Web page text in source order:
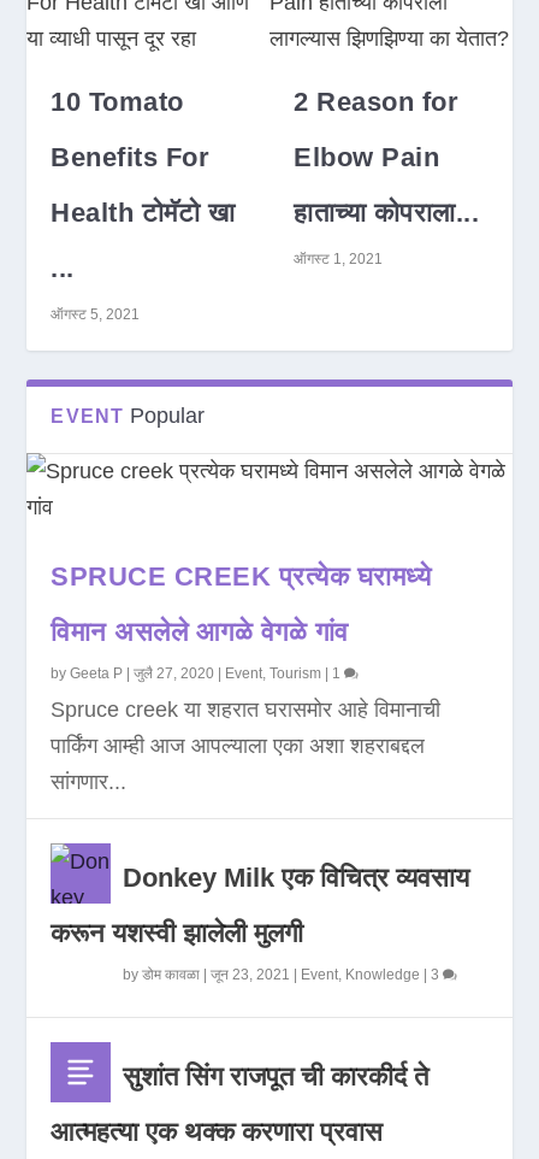
10 Tomato
Benefits For
Health टोमॅटो खा
...
ऑगस्ट 5, 2021
2 Reason for
Elbow Pain
हाताच्या कोपराला...
ऑगस्ट 1, 2021
EVENT Popular
SPRUCE CREEK प्रत्येक घरामध्ये
विमान असलेले आगळे वेगळे गांव
byGeeta P |जुलै 27, 2020 Event,Tourism 1
Spruce creek या शहरात घरासमोर आहे विमानाची
पार्किंग आम्ही आज आपल्याला एका अशा शहराबद्दल
सांगणार...
Donkey Milk एक विचित्र व्यवसाय
करून यशस्वी झालेली मुलगी
byडोम कावळा |जून 23, 2021 Event, Knowledge |3
सुशांत सिंग राजपूत ची कारकीर्द ते
आत्महत्या एक थक्क करणारा प्रवास